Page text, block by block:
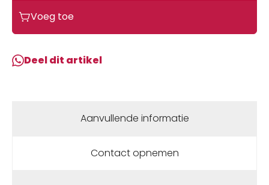
Origin
Plus
Wide
Voeg toe
Deel dit artikel
Aanvullende informatie
Contact opnemen